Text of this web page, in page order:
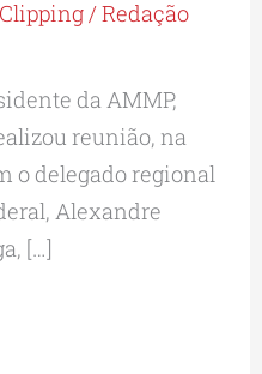
Clipping/Redação
da AMMP,
reunião, na
o delegado regional
Alexandre
[…]